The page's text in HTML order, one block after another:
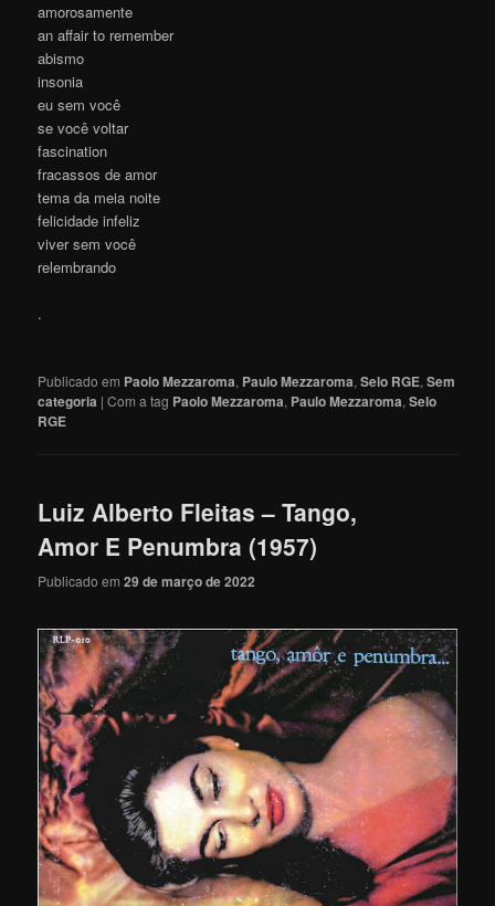
amorosamente
an affair to remember
abismo
insonia
eu sem você
se você voltar
fascination
fracassos de amor
tema da meia noite
felicidade infeliz
viver sem você
relembrando
.
Publicado em Paolo Mezzaroma, Paulo Mezzaroma,Selo RGE,Sem
categoria |Com a tag Paolo Mezzaroma, Paulo Mezzaroma,Selo
RGE
Luiz Alberto Fleitas – Tango,
Amor E Penumbra (1957)
Publicado em29 de março de 2022